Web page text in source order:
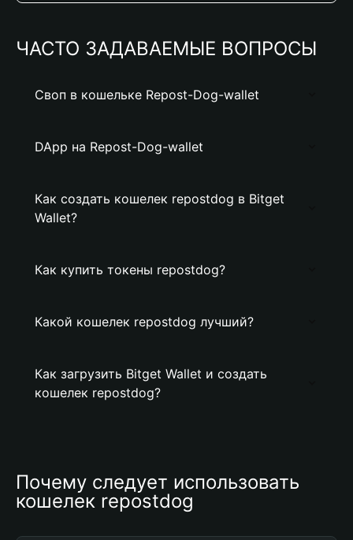
ЧАСТО ЗАДАВАЕМЫЕ ВОПРОСЫ
Своп в кошельке Repost-Dog-wallet
DApp на Repost-Dog-wallet
Как создать кошелек repostdog в Bitget
Wallet?
Как купить токены repostdog?
Какой кошелек repostdog лучший?
Как загрузить Bitget Wallet и создать
кошелек repostdog?
Почему следует использовать
кошелек repostdog